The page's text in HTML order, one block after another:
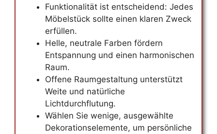
Funktionalität ist entscheidend: Jedes
Möbelstück sollte einen klaren Zweck
erfüllen.
Helle, neutrale Farben fördern
Entspannung und einen harmonischen
Raum.
Offene Raumgestaltung unterstützt
Weite und natürliche
Lichtdurchflutung.
Wählen Sie wenige, ausgewählte
Dekorationselemente, um persönliche